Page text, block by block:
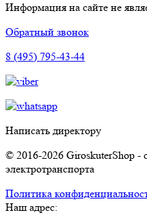
Информация на сайте не
Обратный звонок
8 (495) 795-43-44
Написать директору
© 2016-2026 GiroskuterShop -
электротранспорта
Политика
Наш адрес: